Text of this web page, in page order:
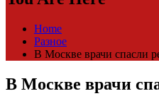
Home
Разное
В Москве врачи спасли
В Москве врачи